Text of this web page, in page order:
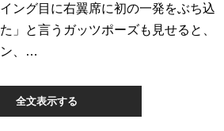
ング目に右翼席に初の一発をぶち込
」と言うガッツポーズも見せると、
ン、…
全文表示する